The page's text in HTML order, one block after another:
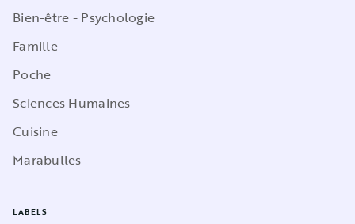
Bien-être - Psychologie
Famille
Poche
Sciences Humaines
Cuisine
Marabulles
LABELS